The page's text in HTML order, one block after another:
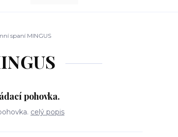
spaní MINGUS
pohovka.
celý popis